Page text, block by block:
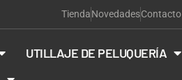
TiendaNovedadesContacto
UTILLAJE DE PELUQUERÍA